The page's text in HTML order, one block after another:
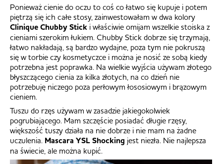
Ponieważ cienie do oczu to coś co łatwo się kupuje i potem
piętrzą się ich całe stosy, zainwestowałam w dwa kolory
Clinique Chubby Stick i właściwie omijam wszelkie stoiska z
cieniami szerokim łukiem. Chubby Stick dobrze się trzymają,
łatwo nakładają, są bardzo wydajne, poza tym nie pokruszą
się w torbie czy kosmetyczce i można je nosić ze sobą kiedy
potrzebna jest poprawka. Na wielkie wyjścia używam złotego
błyszczącego cienia za kilka złotych, na co dzień nie
potrzebuję niczego poza perłowym łososiowym i brązowym
cieniem.
Tuszu do rzęs używam w zasadzie jakiegokolwiek
pogrubiającego. Mam szczęście posiadać długie rzęsy,
większość tuszy działa na nie dobrze i nie mam na żadne
uczulenia. Mascara YSL Shocking jest niezła. Nie najlepsza
na świecie, ale można kupić.